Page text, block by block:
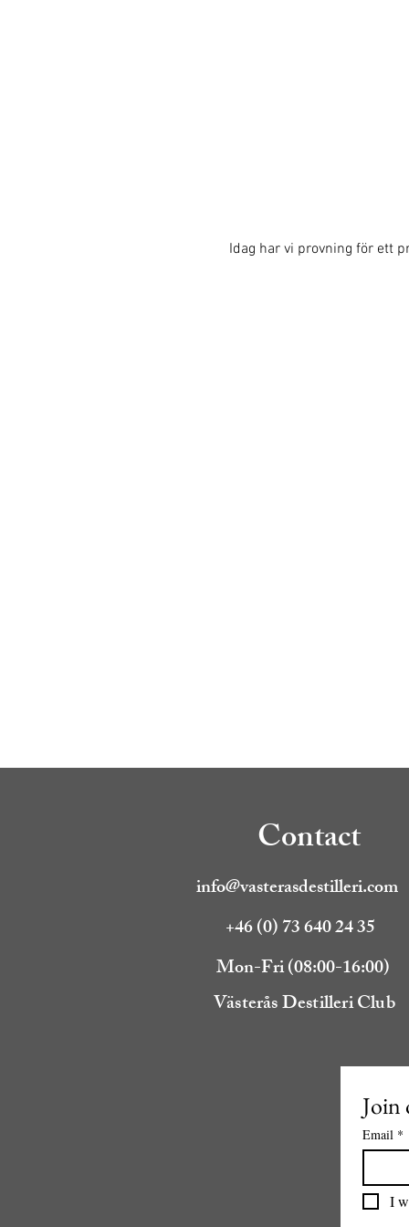
Idag har vi provning för ett
Contact
info@vasterasdestilleri.com
+46 (0) 73 640 24 35
Mon-Fri (08:00-16:00)
Västerås Destilleri Club
Join
Email *
I